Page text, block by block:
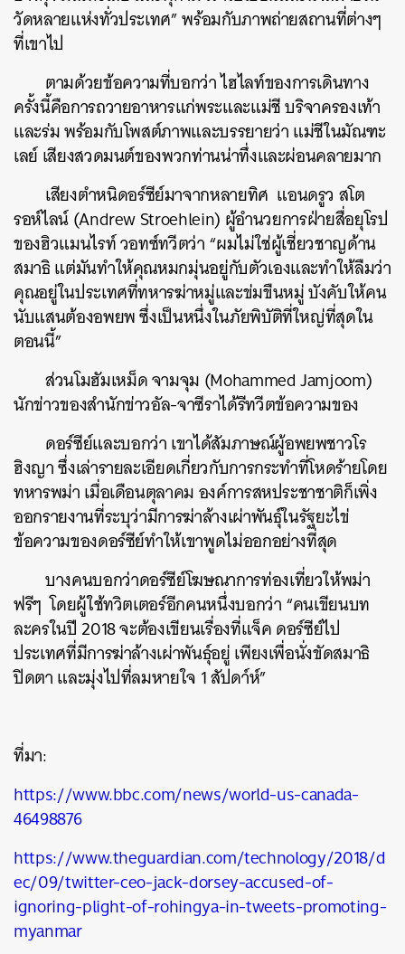
วัดหลายแห่งทั่วประเทศ” พร้อมกับภาพถ่ายสถานที่ต่างๆ
ที่เขาไป
ตามด้วยข้อความที่บอกว่า ไฮไลท์ของการเดินทาง
ครั้งนี้คือการถวายอาหารแก่พระและแม่ชี บริจาครองเท้า
และร่ม พร้อมกับโพสต์ภาพและบรรยายว่า แม่ชีในมัณฑะ
เลย์ เสียงสวดมนต์ของพวกท่านน่าทึ่งและผ่อนคลายมาก
เสียงตำหนิดอร์ซีย์มาจากหลายทิศ แอนดรูว สโต
รอห์ไลน์ (Andrew Stroehlein) ผู้อำนวยการฝ่ายสื่อยุโรป
ของฮิวแมนไรท์ วอทซ์ทวีตว่า “ผมไม่ใช่ผู้เชี่ยวชาญด้าน
สมาธิ แต่มันทำให้คุณหมกมุ่นอยู่กับตัวเองและทำให้ลืมว่า
คุณอยู่ในประเทศที่ทหารฆ่าหมู่และข่มขืนหมู่ บังคับให้คน
นับแสนต้องอพยพ ซึ่งเป็นหนึ่งในภัยพิบัติที่ใหญ่ที่สุดใน
ตอนนี้”
ส่วนโมฮัมเหม็ด จามจุม (Mohammed Jamjoom)
นักข่าวของสำนักข่าวอัล-จาซีราได้รีทวีตข้อความของ
ดอร์ซีย์และบอกว่า เขาได้สัมภาษณ์ผู้อพยพชาวโร
ฮิงญา ซึ่งเล่ารายละเอียดเกี่ยวกับการกระทำที่โหดร้ายโดย
ทหารพม่า เมื่อเดือนตุลาคม องค์การสหประชาชาติก็เพิ่ง
ออกรายงานที่ระบุว่ามีการฆ่าล้างเผ่าพันธุ์ในรัฐยะไข่
ข้อความของดอร์ซีย์ทำให้เขาพูดไม่ออกอย่างที่สุด
บางคนบอกว่าดอร์ซีย์โฆษณาการท่องเที่ยวให้พม่า
ฟรีๆ โดยผู้ใช้ทวิตเตอร์อีกคนหนึ่งบอกว่า “คนเขียนบท
ละครในปี 2018 จะต้องเขียนเรื่องที่แจ็ค ดอร์ซีย์ไป
ประเทศที่มีการฆ่าล้างเผ่าพันธุ์อยู่ เพียงเพื่อนั่งขัดสมาธิ
ปิดตา และมุ่งไปที่ลมหายใจ 1 สัปดา์ห์”
ที่มา:
https://www.bbc.com/news/world-us-canada-
46498876
https://www.theguardian.com/technology/2018/d
ec/09/twitter-ceo-jack-dorsey-accused-of-
ignoring-plight-of-rohingya-in-tweets-promoting-
myanmar
ค้นหา
SHARE TWEET LINE EMAIL